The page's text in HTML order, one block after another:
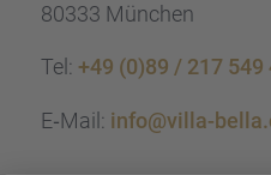
80333 München
Tel: +49 (0)89 / 217 549
E‑Mail: info@villa-